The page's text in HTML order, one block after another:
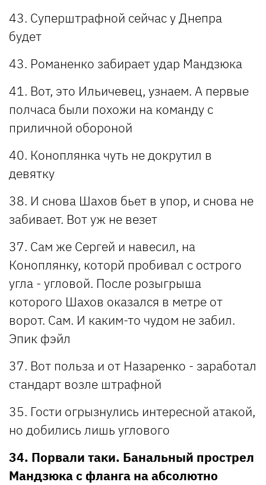
43. Суперштрафной сейчас у Днепра
будет
43. Романенко забирает удар Мандзюка
41. Вот, это Ильичевец, узнаем. А первые
полчаса были похожи на команду с
приличной обороной
40. Коноплянка чуть не докрутил в
девятку
38. И снова Шахов бьет в упор, и снова не
забивает. Вот уж не везет
37. Сам же Сергей и навесил, на
Коноплянку, которй пробивал с острого
угла - угловой. После розыгрыша
которого Шахов оказался в метре от
ворот. Сам. И каким-то чудом не забил.
Эпик фэйл
37. Вот польза и от Назаренко - заработал
стандарт возле штрафной
35. Гости огрызнулись интересной атакой,
но добились лишь углового
34. Порвали таки. Банальный прострел
Мандзюка с фланга на абсолютно